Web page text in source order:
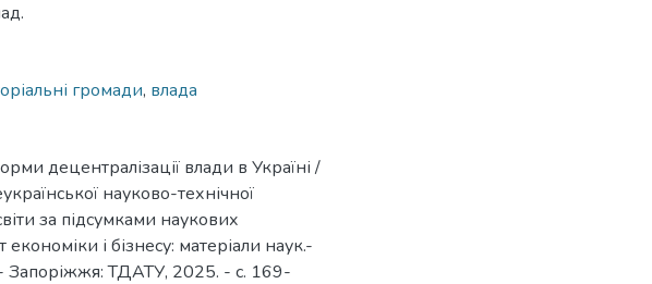
громади, влада
децентралізації влади в Україні /
науково-технічної
за підсумками наукових
і бізнесу: матеріали наук.-
Запоріжжя: ТДАТУ, 2025. - с. 169-